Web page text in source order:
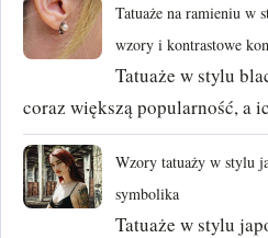
Tatuaże na ramieniu w
wzory i kontrastowe
Tatuaże w stylu
coraz większą popularność, a
Wzory tatuaży w stylu
symbolika
Tatuaże w stylu